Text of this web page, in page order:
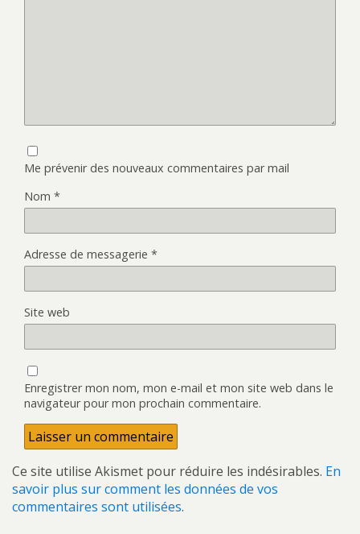
Me prévenir des nouveaux commentaires par mail
Nom *
Adresse de messagerie *
Site web
Enregistrer mon nom, mon e-mail et mon site web dans le
navigateur pour mon prochain commentaire.
Ce site utilise Akismet pour réduire les indésirables. En
savoir plus sur comment les données de vos
commentaires sont utilisées.